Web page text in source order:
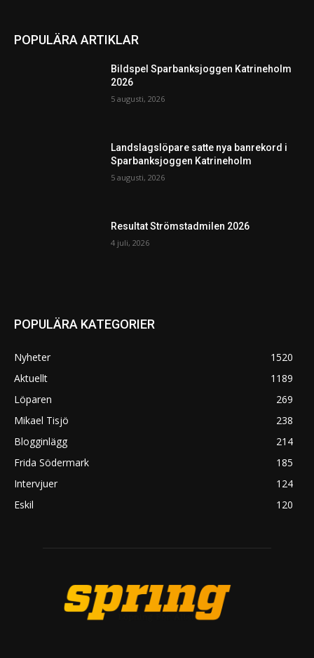
POPULÄRA ARTIKLAR
Bildspel Sparbanksjoggen Katrineholm
2026
5 augusti, 2026
Landslagslöpare satte nya banrekord i
Sparbanksjoggen Katrineholm
5 augusti, 2026
Resultat Strömstadmilen 2026
4 juli, 2026
POPULÄRA KATEGORIER
Nyheter
1520
Aktuellt
1189
Löparen
269
Mikael Tisjö
238
Blogginlägg
214
Frida Södermark
185
Intervjuer
124
Eskil
120